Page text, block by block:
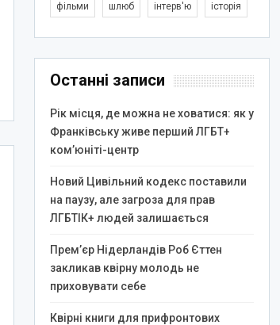
фільми шлюб інтерв'ю історія
Останні записи
Рік місця, де можна не ховатися: як у
Франківську живе перший ЛГБТ+
ком’юніті-центр
Новий Цивільний кодекс поставили
на паузу, але загроза для прав
ЛГБТІК+ людей залишається
Прем’єр Нідерландів Роб Єттен
закликав квірну молодь не
приховувати себе
Квірні книги для прифронтових